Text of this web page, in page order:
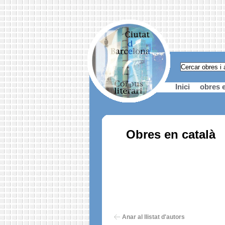
Inici obres
Obres en català
Anar al llistat d'autors